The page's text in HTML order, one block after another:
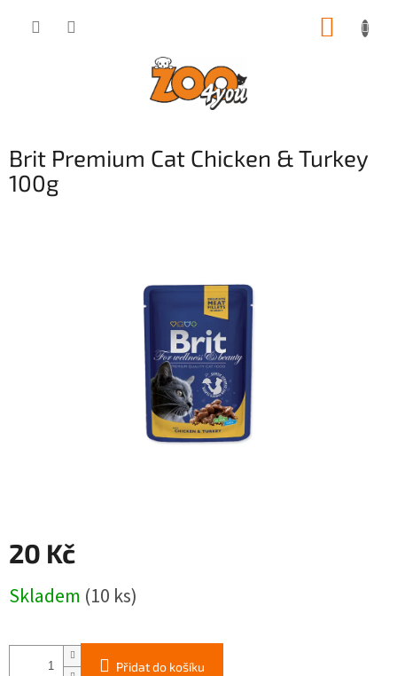
Brit Premium Cat Chicken & Turkey
100g
20 Kč
cena:
Skladem (10 ks)
Přidat do košíku